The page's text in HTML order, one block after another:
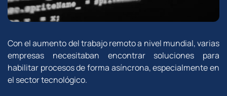
Con el aumento del trabajo remoto a nivel mundial, varias
empresas necesitaban encontrar soluciones para
habilitar procesos de forma asíncrona, especialmente en
el sector tecnológico.